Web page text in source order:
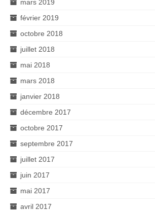
mars 2019
février 2019
octobre 2018
juillet 2018
mai 2018
mars 2018
janvier 2018
décembre 2017
octobre 2017
septembre 2017
juillet 2017
juin 2017
mai 2017
avril 2017